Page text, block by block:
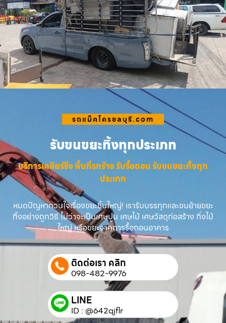
รถแม็คโครชลบุรี.com
รับขนขยะทิ้งทุกประเภท
บริการเคลียร์ริ่ง พื้นที่รกร้าง รับรื้อถอน รับขนขยะทิ้งทุก
ประเภท
หมดปัญหากวนใจเรื่องขยะชิ้นใหญ่! เรารับบรรทุกและขนย้ายขยะ
ทิ้งอย่างถูกวิธี ไม่ว่าจะเป็นเศษปูน เศษไม้ เศษวัสดุก่อสร้าง กิ่งไม้
ใหญ่ หรือขยะจากการรื้อถอนอาคาร
ติดต่อเรา คลิก
098-482-9976
LINE
ID : @642qjflr